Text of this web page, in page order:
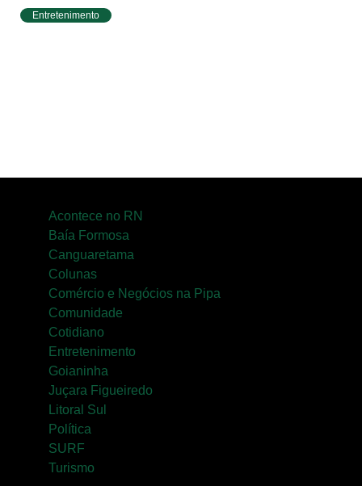
Entretenimento
Acontece no RN
Baía Formosa
Canguaretama
Colunas
Comércio e Negócios na Pipa
Comunidade
Cotidiano
Entretenimento
Goianinha
Juçara Figueiredo
Litoral Sul
Política
SURF
Turismo